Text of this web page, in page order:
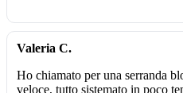
Valeria C.
Ho chiamato per una serranda
veloce, tutto sistemato in poco